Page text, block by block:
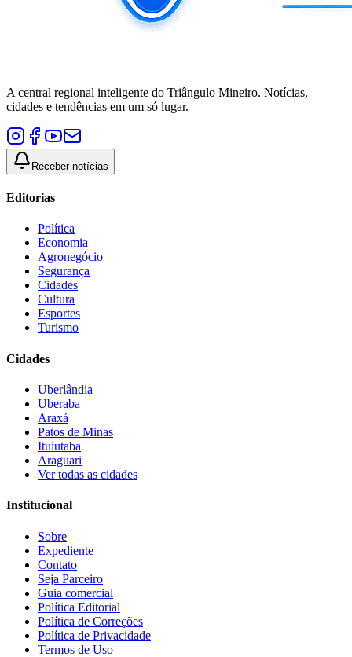
A central regional inteligente do Triângulo Mineiro. Notícias,
cidades e tendências em um só lugar.
Receber notícias
Editorias
Política
Economia
Agronegócio
Segurança
Cidades
Cultura
Esportes
Turismo
Cidades
Uberlândia
Uberaba
Araxá
Patos de Minas
Ituiutaba
Araguari
Ver todas as cidades
Institucional
Sobre
Expediente
Contato
Seja Parceiro
Guia comercial
Política Editorial
Política de Correções
Política de Privacidade
Termos de Uso